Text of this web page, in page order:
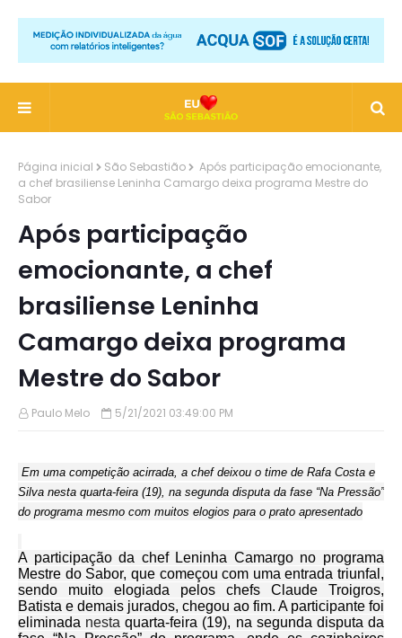
Página inicial São Sebastião
Após participação emocionante,
a chef brasiliense Leninha Camargo deixa programa Mestre do
Sabor
Após participação
emocionante, a chef
brasiliense Leninha
Camargo deixa programa
Mestre do Sabor
Paulo Melo 5/21/2021 03:49:00 PM
Em uma competição acirrada, a chef deixou o time de Rafa Costa e
Silva nesta quarta-feira (19), na segunda disputa da fase “Na Pressão”
do programa mesmo com muitos elogios para o prato apresentado
A participação da chef Leninha Camargo no programa
Mestre do Sabor, que começou com uma entrada triunfal,
sendo muito elogiada pelos chefs Claude Troigros,
Batista e demais jurados, chegou ao fim. A participante foi
eliminada nesta quarta-feira (19), na segunda disputa da